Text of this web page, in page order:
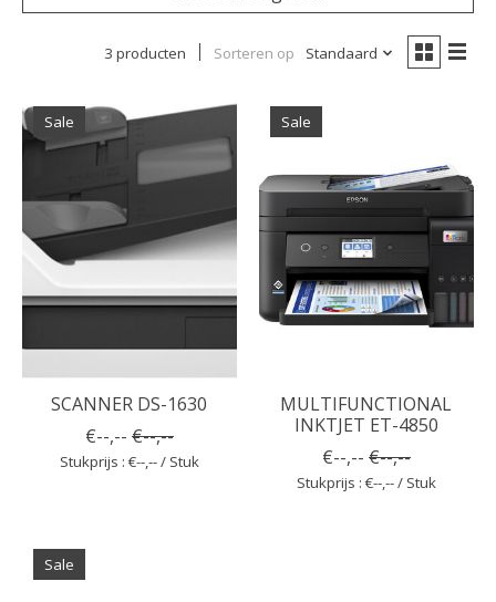
3 producten Sorteren op Standaard
Sale
SCANNER DS-1630
€--,-- €--,--
Stukprijs : €--,-- / Stuk
Sale
MULTIFUNCTIONAL
INKTJET ET-4850
€--,-- €--,--
Stukprijs : €--,-- / Stuk
Sale